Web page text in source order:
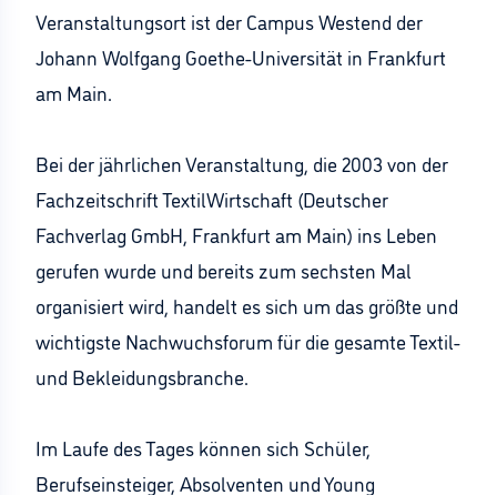
Veranstaltungsort ist der Campus Westend der
Johann Wolfgang Goethe-Universität in Frankfurt
am Main.
Bei der jährlichen Veranstaltung, die 2003 von der
Fachzeitschrift TextilWirtschaft (Deutscher
Fachverlag GmbH, Frankfurt am Main) ins Leben
gerufen wurde und bereits zum sechsten Mal
organisiert wird, handelt es sich um das größte und
wichtigste Nachwuchsforum für die gesamte Textil-
und Bekleidungsbranche.
Im Laufe des Tages können sich Schüler,
Berufseinsteiger, Absolventen und Young